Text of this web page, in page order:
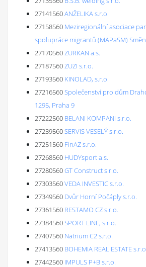
27141560ANŽELIKA s.r.o.
27158560 Meziregionální asociace
spolupráce migrantů (MAPaSM)
27170560ZURKAN a.s.
27187560ZUZI s.r.o.
27193560 KINOLAD, s.r.o.
27216560Společenství pro dům
1295, Praha 9
27222560 BELANI KOMPANI s.r.o.
27239560SERVIS VESELÝ s.r.o.
27251560 FinAZ s.r.o.
27268560 HUDYsport a.s.
27280560GT Construct s.r.o.
27303560VEDA INVESTIC s.r.o.
27349560 Dvůr Horní Počáply s.r.o.
27361560 RESTAMO CZ s.r.o.
27384560SPORT LINE, s.r.o.
27407560 Natrium C2 s.r.o.
27413560 BOHEMIA REAL ESTATE
27442560 IMPULS P+B s.r.o.